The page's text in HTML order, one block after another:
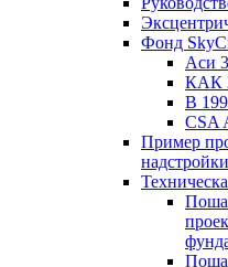
Фонд
Аси
КАК
В
CSA
Пример